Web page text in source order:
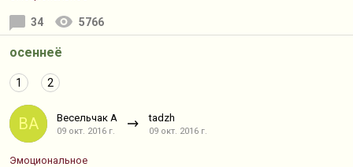
34 5766
осеннеё
1 2
ВА Весельчак А
09 окт. 2016 г.
tadzh
09 окт. 2016 г.
Эмоциональное